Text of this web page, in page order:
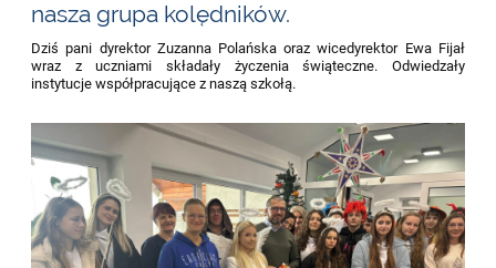
nasza grupa kolędników.
Dziś pani dyrektor Zuzanna Polańska oraz wicedyrektor Ewa Fijał
wraz z uczniami składały życzenia świąteczne. Odwiedzały
instytucje współpracujące z naszą szkołą.